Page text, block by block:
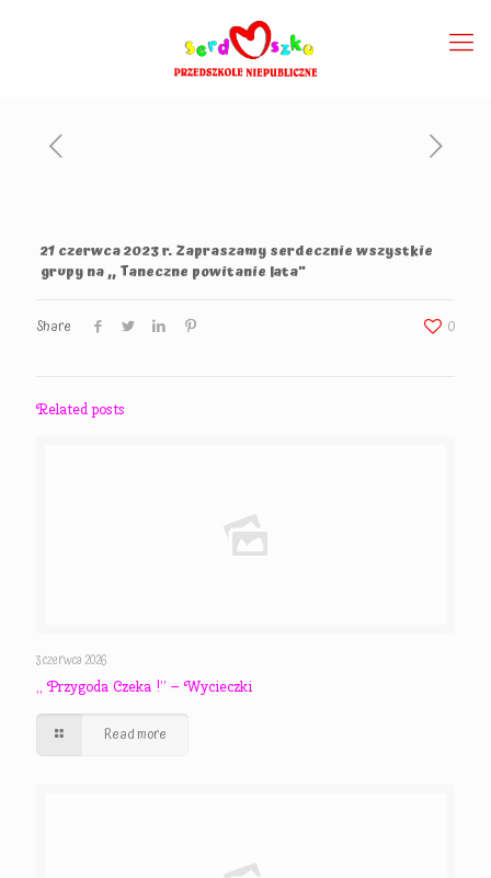
21 czerwca 2023 r. Zapraszamy serdecznie wszystkie
grupy na ,, Taneczne powitanie lata”
Share 0
Related posts
3 czerwca 2026
,, Przygoda Czeka !” – Wycieczki
Read more